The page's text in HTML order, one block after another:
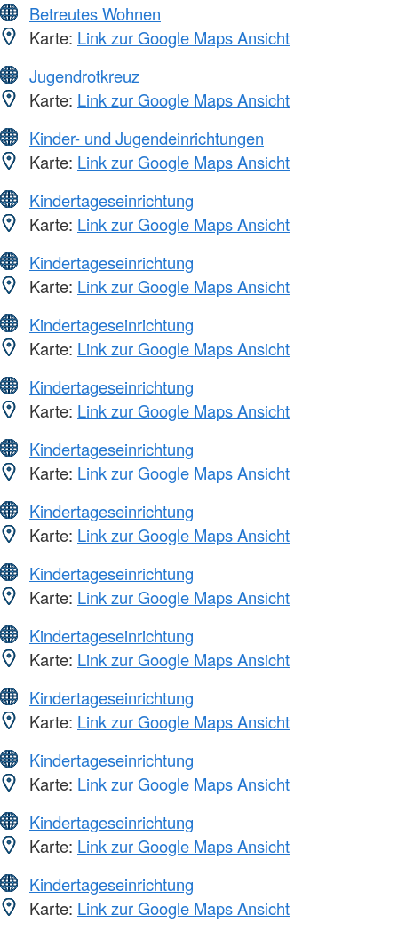
Betreutes Wohnen
Karte: Link zur Google Maps Ansicht
Jugendrotkreuz
Karte: Link zur Google Maps Ansicht
Kinder- und Jugendeinrichtungen
Karte: Link zur Google Maps Ansicht
Kindertageseinrichtung
Karte: Link zur Google Maps Ansicht
Kindertageseinrichtung
Karte: Link zur Google Maps Ansicht
Kindertageseinrichtung
Karte: Link zur Google Maps Ansicht
Kindertageseinrichtung
Karte: Link zur Google Maps Ansicht
Kindertageseinrichtung
Karte: Link zur Google Maps Ansicht
Kindertageseinrichtung
Karte: Link zur Google Maps Ansicht
Kindertageseinrichtung
Karte: Link zur Google Maps Ansicht
Kindertageseinrichtung
Karte: Link zur Google Maps Ansicht
Kindertageseinrichtung
Karte: Link zur Google Maps Ansicht
Kindertageseinrichtung
Karte: Link zur Google Maps Ansicht
Kindertageseinrichtung
Karte: Link zur Google Maps Ansicht
Kindertageseinrichtung
Karte: Link zur Google Maps Ansicht